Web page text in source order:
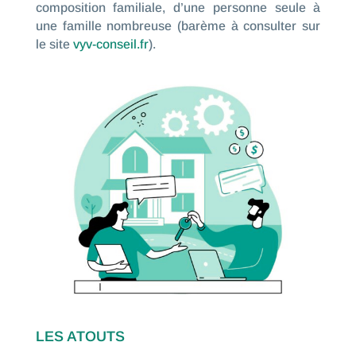
composition familiale, d’une personne seule à
une famille nombreuse (barème à consulter sur
le site vyv-conseil.fr).
LES ATOUTS